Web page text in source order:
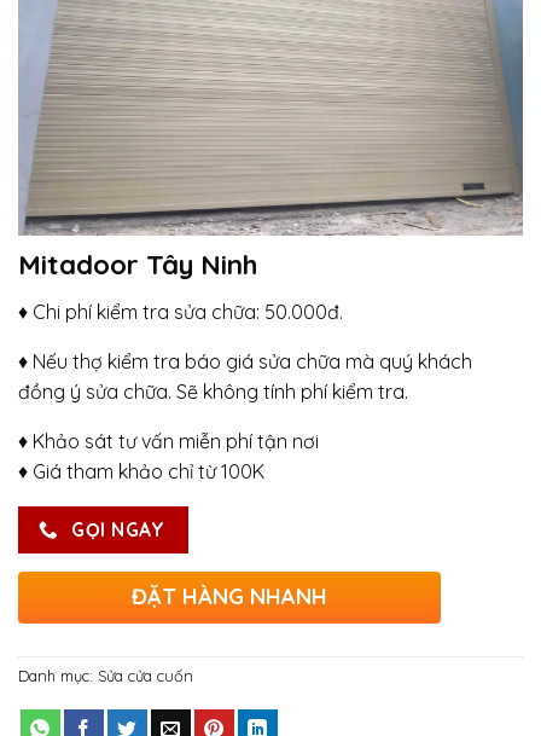
Mitadoor Tây Ninh
♦ Chi phí kiểm tra sửa chữa: 50.000đ.
♦ Nếu thợ kiểm tra báo giá sửa chữa mà quý khách
đồng ý sửa chữa. Sẽ không tính phí kiểm tra.
♦ Khảo sát tư vấn miễn phí tận nơi
♦ Giá tham khảo chỉ từ 100K
GỌI NGAY
ĐẶT HÀNG NHANH
Danh mục: Sửa cửa cuốn